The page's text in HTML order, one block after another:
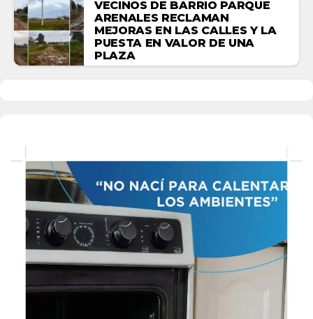
VECINOS DE BARRIO PARQUE
ARENALES RECLAMAN
MEJORAS EN LAS CALLES Y LA
PUESTA EN VALOR DE UNA
PLAZA